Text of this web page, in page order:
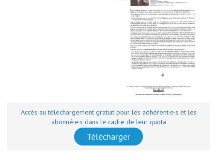
Accés au téléchargement gratuit pour les adhérent·e·s et les
abonné·e·s dans le cadre de leur quota
Télécharger